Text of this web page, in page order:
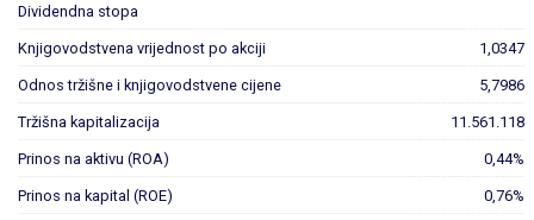
Dividendna stopa
Knjigovodstvena vrijednost po akciji 1,0347
Odnos tržišne i knjigovodstvene cijene 5,7986
Tržišna kapitalizacija 11.561.118
Prinos na aktivu (ROA) 0,44%
Prinos na kapital (ROE) 0,76%